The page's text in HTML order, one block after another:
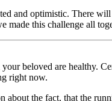
and optimistic. There
made this challenge all
beloved are healthy.
right now.
about the fact, that the